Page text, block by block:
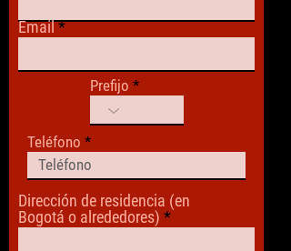
Email
Prefijo
Teléfono
Dirección de residencia (en
Bogotá o alrededores)